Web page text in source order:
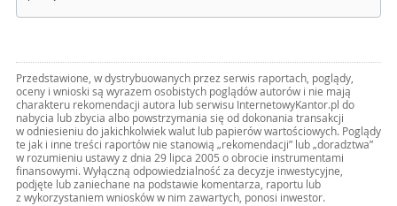
Przedstawione, w dystrybuowanych przez serwis raportach, poglądy,
oceny i wnioski są wyrazem osobistych poglądów autorów i nie mają
charakteru rekomendacji autora lub serwisu InternetowyKantor.pl do
nabycia lub zbycia albo powstrzymania się od dokonania transakcji
w odniesieniu do jakichkolwiek walut lub papierów wartościowych. Poglądy
te jak i inne treści raportów nie stanowią „rekomendacji” lub „doradztwa”
w rozumieniu ustawy z dnia 29 lipca 2005 o obrocie instrumentami
finansowymi. Wyłączną odpowiedzialność za decyzje inwestycyjne,
podjęte lub zaniechane na podstawie komentarza, raportu lub
z wykorzystaniem wniosków w nim zawartych, ponosi inwestor.